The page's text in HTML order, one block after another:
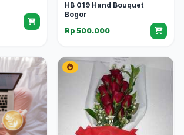
HB 019 Hand Bouquet
Bogor
Rp 500.000